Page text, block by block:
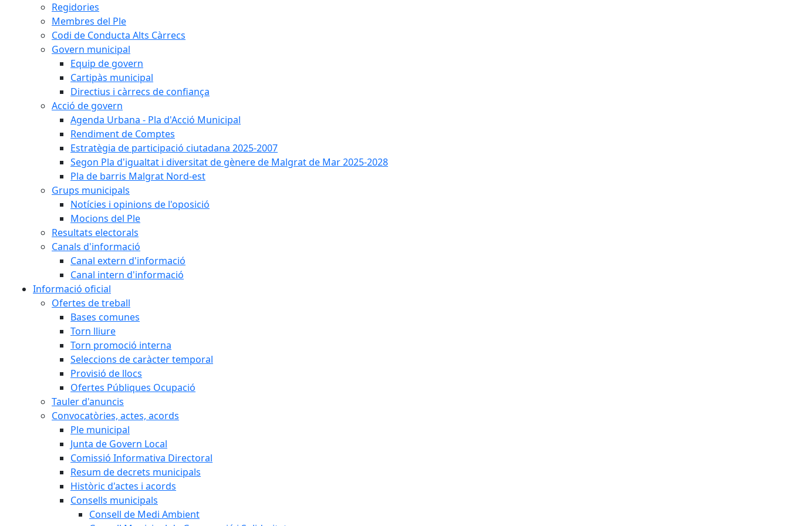
Regidories
Membres del Ple
Codi de Conducta Alts Càrrecs
Govern municipal
Equip de govern
Cartipàs municipal
Directius i càrrecs de confiança
Acció de govern
Agenda Urbana - Pla d'Acció Municipal
Rendiment de Comptes
Estratègia de participació ciutadana 2025-2007
Segon Pla d'igualtat i diversitat de gènere de Malgrat de Mar 2025-2028
Pla de barris Malgrat Nord-est
Grups municipals
Notícies i opinions de l'oposició
Mocions del Ple
Resultats electorals
Canals d'informació
Canal extern d'informació
Canal intern d'informació
Informació oficial
Ofertes de treball
Bases comunes
Torn lliure
Torn promoció interna
Seleccions de caràcter temporal
Provisió de llocs
Ofertes Públiques Ocupació
Tauler d'anuncis
Convocatòries, actes, acords
Ple municipal
Junta de Govern Local
Comissió Informativa Directoral
Resum de decrets municipals
Històric d'actes i acords
Consells municipals
Consell de Medi Ambient